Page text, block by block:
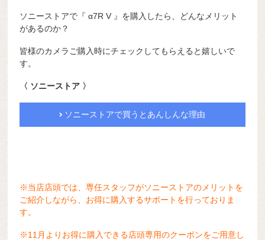
ソニーストアで『 α7R V 』を購入したら、どんなメリット
があるのか？
皆様のカメラご購入時にチェックしてもらえると嬉しいで
す。
〈 ソニーストア 〉
ソニーストアで買うとあんしんな理由
※当店店頭では、専任スタッフがソニーストアのメリットを
ご紹介しながら、お得に購入するサポートを行っておりま
す。
※11月よりお得に購入できる店頭専用のクーポンをご用意し